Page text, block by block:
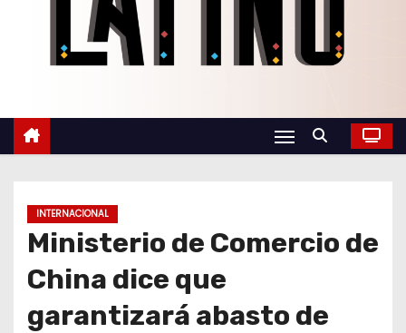
INTERNACIONAL
Ministerio de Comercio de
China dice que
garantizará abasto de